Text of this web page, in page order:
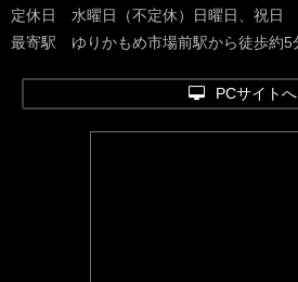
定休日 水曜日（不定休）日曜日、祝日
最寄駅 ゆりかもめ市場前駅から徒歩約5
PCサイトへ